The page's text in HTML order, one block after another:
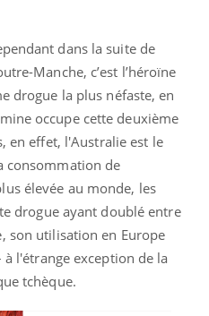
dans la suite de
Manche, c’est l’héroïne
drogue la plus néfaste, en
occupe cette deuxième
en effet, l'Australie est le
consommation de
élevée au monde, les
drogue ayant doublé entre
son utilisation en Europe
l'étrange exception de la
tchèque.